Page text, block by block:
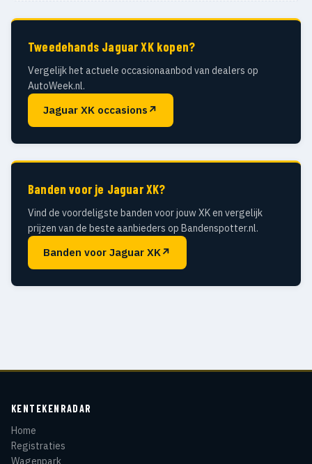
Tweedehands Jaguar XK kopen?
Vergelijk het actuele occasionaanbod van dealers op
AutoWeek.nl.
Jaguar XK occasions ↗
Banden voor je Jaguar XK?
Vind de voordeligste banden voor jouw XK en vergelijk
prijzen van de beste aanbieders op Bandenspotter.nl.
Banden voor Jaguar XK↗
KENTEKENRADAR
Home
Registraties
Wagenpark